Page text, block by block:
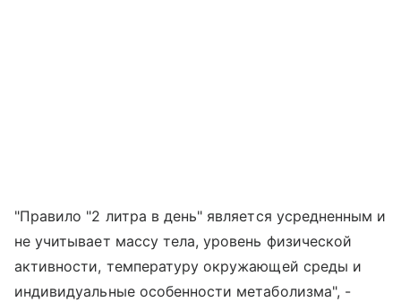
"Правило "2 литра в день" является усредненным и
не учитывает массу тела, уровень физической
активности, температуру окружающей среды и
индивидуальные особенности метаболизма", -